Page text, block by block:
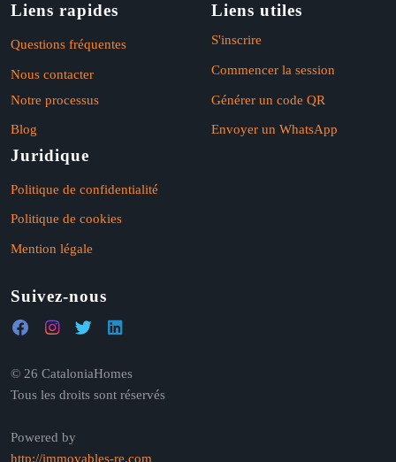
Liens rapides
Questions fréquentes
Nous contacter
Notre processus
Blog
Liens utiles
S'inscrire
Commencer la session
Générer un code QR
Envoyer un WhatsApp
Juridique
Politique de confidentialité
Politique de cookies
Mention légale
Suivez-nous
© 26 CataloniaHomes
Tous les droits sont réservés
Powered by
http://immovables-re.com